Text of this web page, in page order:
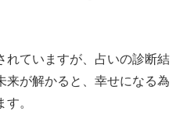
れていますが、占いの診断結
来が解かると、幸せになる為
。